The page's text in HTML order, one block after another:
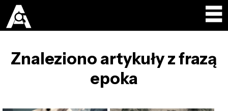
Znaleziono artykuły z frazą
epoka